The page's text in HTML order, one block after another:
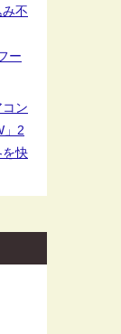
み不
ー
コン
」2
を快